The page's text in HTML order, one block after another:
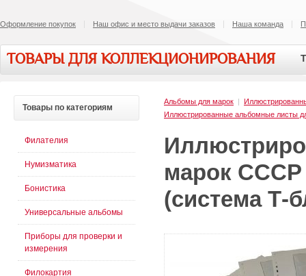
Оформление покупок Наш офис и место выдачи заказов Наша команда
ТОВАРЫ ДЛЯ КОЛЛЕКЦИОНИРОВАНИЯ
Альбомы для марок |
Иллюстрированные альбомные листы
марок СССР
(система Т-
Товары по категориям
Филателия
Нумизматика
Бонистика
Универсальные альбомы
Приборы для проверки и
измерения
Филокартия